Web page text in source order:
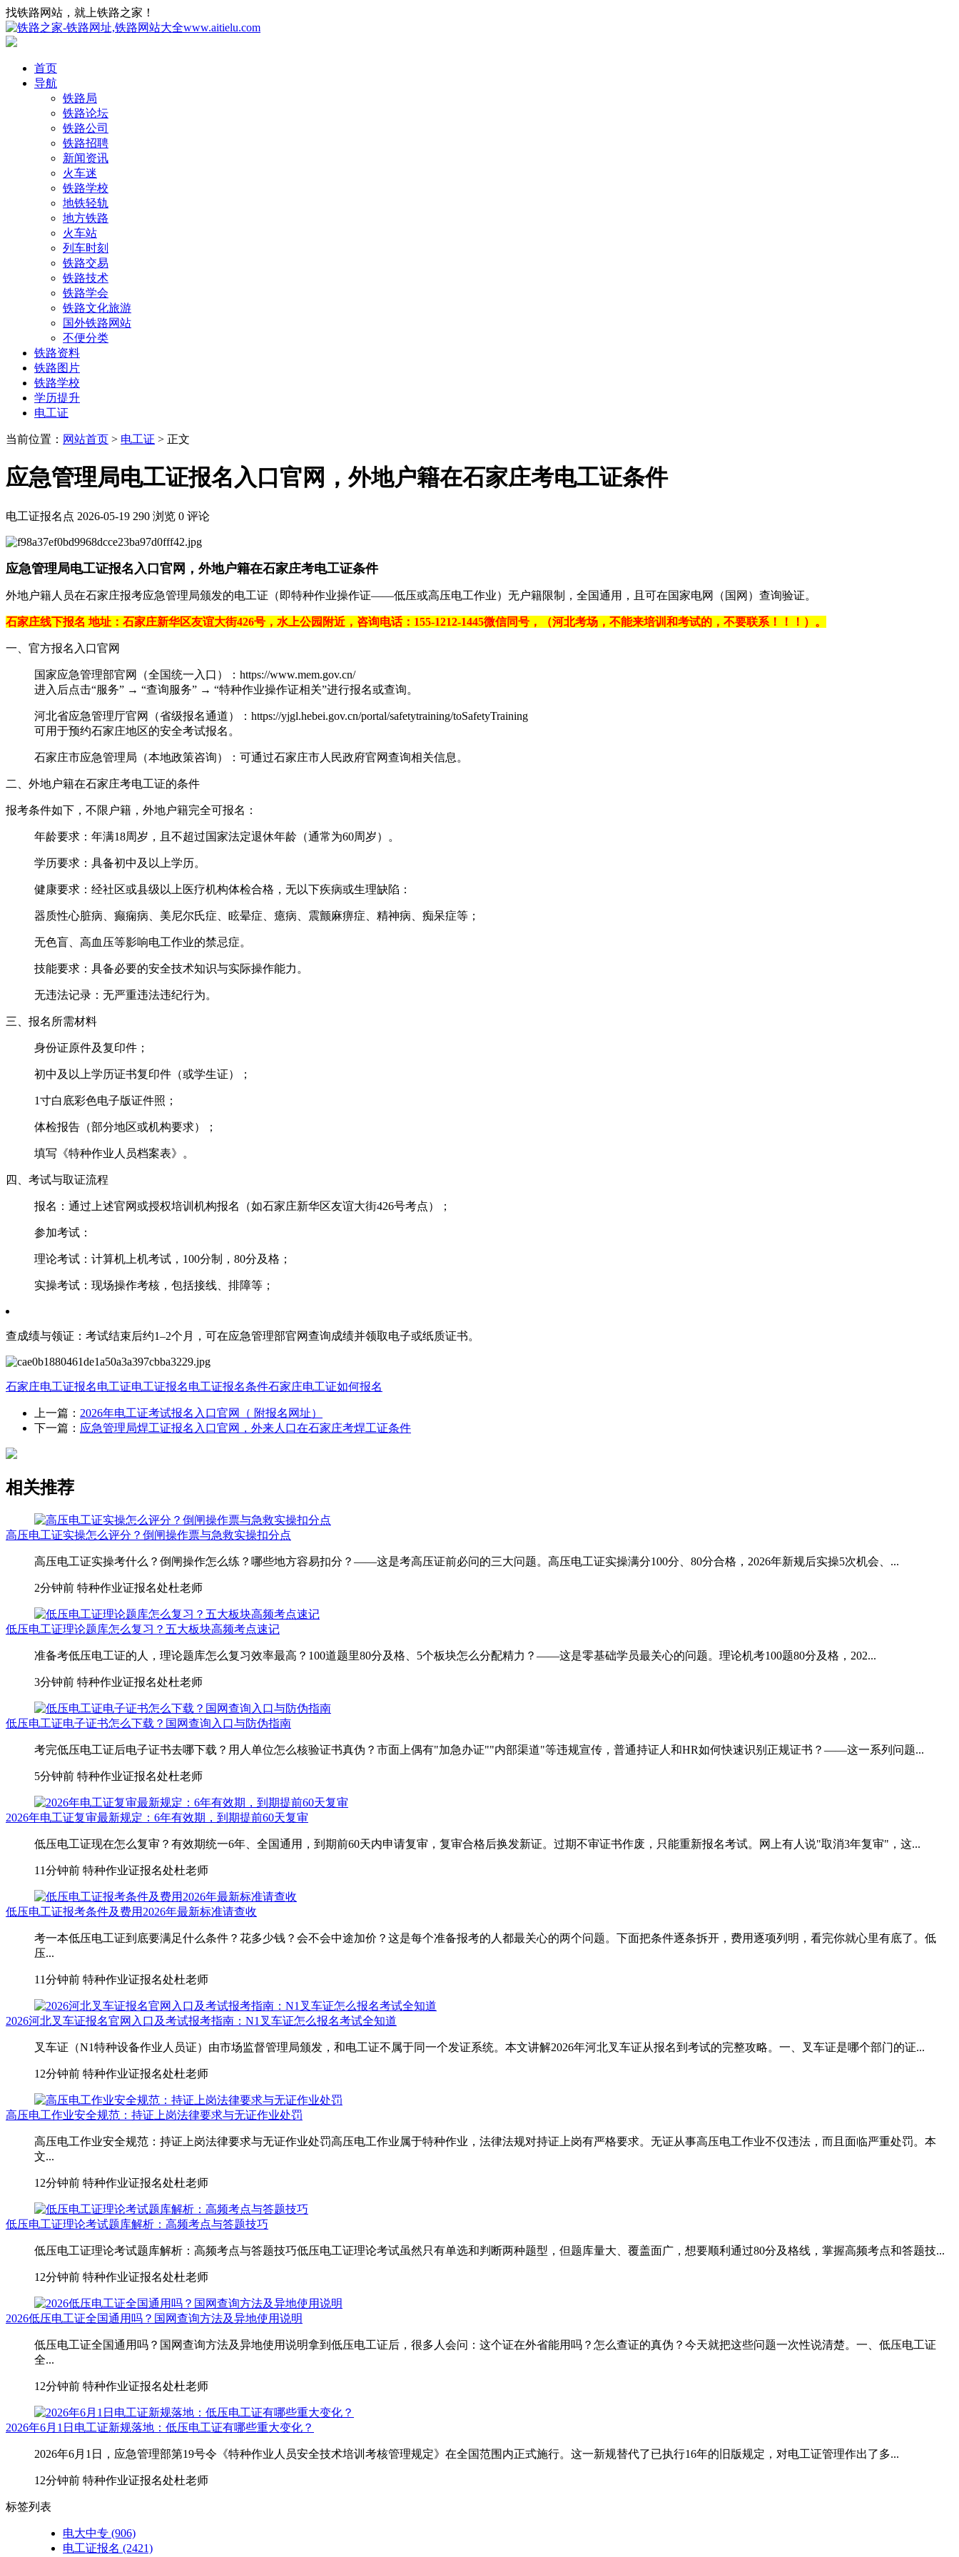
找铁路网站，就上铁路之家！
首页
导航
铁路局
铁路论坛
铁路公司
铁路招聘
新闻资讯
火车迷
铁路学校
地铁轻轨
地方铁路
火车站
列车时刻
铁路交易
铁路技术
铁路学会
铁路文化旅游
国外铁路网站
不便分类
铁路资料
铁路图片
铁路学校
学历提升
电工证
当前位置： 网站首页 > 电工证 > 正文
应急管理局电工证报名入口官网，外地户籍在石家庄考电工证条件
电工证报名点 2026-05-19 290 浏览 0 评论
应急管理局电工证报名入口官网，外地户籍在石家庄考电工证条件
外地户籍人员在石家庄报考应急管理局颁发的电工证（即特种作业操作证——低压或高压电工作业）‌无户籍限制‌，全国通用，且可在国家电网（国网）查询验证。
石家庄线下报名 地址：石家庄新华区友谊大街426号，水上公园附近，咨询电话：155-1212-1445微信同号，（河北考场，不能来培训和考试的，不要联系！！！）。
一、官方报名入口官网‌
‌国家应急管理部官网‌（全国统一入口）：https://www.mem.gov.cn/
进入后点击“服务” → “查询服务” → “特种作业操作证相关”进行报名或查询。
‌河北省应急管理厅官网‌（省级报名通道）：https://yjgl.hebei.gov.cn/portal/safetytraining/toSafetyTraining
可用于预约石家庄地区的安全考试报名。
‌石家庄市应急管理局‌（本地政策咨询）：可通过石家庄市人民政府官网查询相关信息。‌
二、外地户籍在石家庄考电工证的条件‌
报考条件如下，‌不限户籍‌，外地户籍完全可报名：
‌年龄要求‌：年满18周岁，且不超过国家法定退休年龄（通常为60周岁）。
‌学历要求‌：具备‌初中及以上学历‌。
‌健康要求‌：经社区或县级以上医疗机构体检合格，无以下疾病或生理缺陷：
器质性心脏病、癫痫病、美尼尔氏症、眩晕症、癔病、震颤麻痹症、精神病、痴呆症等；
无色盲、高血压等影响电工作业的禁忌症。
‌技能要求‌：具备必要的安全技术知识与实际操作能力。
‌无违法记录‌：无严重违法违纪行为。‌‌
三、报名所需材料‌
身份证原件及复印件；
初中及以上学历证书复印件（或学生证）；
1寸白底彩色电子版证件照；
体检报告（部分地区或机构要求）；
填写《特种作业人员档案表》。‌‌
四、考试与取证流程‌
‌报名‌：通过上述官网或授权培训机构报名（如石家庄新华区友谊大街426号考点）；
‌参加考试‌：
‌理论考试‌：计算机上机考试，100分制，80分及格；
‌实操考试‌：现场操作考核，包括接线、排障等；
‌查成绩与领证‌：考试结束后约1–2个月，可在应急管理部官网查询成绩并领取电子或纸质证书。‌‌
石家庄电工证报名电工证电工证报名电工证报名条件石家庄电工证如何报名
上一篇： 2026年电工证考试报名入口官网（ 附报名网址）
下一篇： 应急管理局焊工证报名入口官网，外来人口在石家庄考焊工证条件
相关推荐
高压电工证实操怎么评分？倒闸操作票与急救实操扣分点
高压电工证实操考什么？倒闸操作怎么练？哪些地方容易扣分？——这是考高压证前必问的三大问题。高压电工证实操满分100分、80分合格，2026年新规后实操5次机会、...
2分钟前 特种作业证报名处杜老师
低压电工证理论题库怎么复习？五大板块高频考点速记
准备考低压电工证的人，理论题库怎么复习效率最高？100道题里80分及格、5个板块怎么分配精力？——这是零基础学员最关心的问题。理论机考100题80分及格，202...
3分钟前 特种作业证报名处杜老师
低压电工证电子证书怎么下载？国网查询入口与防伪指南
考完低压电工证后电子证书去哪下载？用人单位怎么核验证书真伪？市面上偶有"加急办证""内部渠道"等违规宣传，普通持证人和HR如何快速识别正规证书？——这一系列问题...
5分钟前 特种作业证报名处杜老师
2026年电工证复审最新规定：6年有效期，到期提前60天复审
低压电工证现在怎么复审？有效期统一6年、全国通用，到期前60天内申请复审，复审合格后换发新证。过期不审证书作废，只能重新报名考试。网上有人说"取消3年复审"，这...
11分钟前 特种作业证报名处杜老师
低压电工证报考条件及费用2026年最新标准请查收
考一本低压电工证到底要满足什么条件？花多少钱？会不会中途加价？这是每个准备报考的人都最关心的两个问题。下面把条件逐条拆开，费用逐项列明，看完你就心里有底了。低
压...
11分钟前 特种作业证报名处杜老师
2026河北叉车证报名官网入口及考试报考指南：N1叉车证怎么报名考试全知道
叉车证（N1特种设备作业人员证）由市场监督管理局颁发，和电工证不属于同一个发证系统。本文讲解2026年河北叉车证从报名到考试的完整攻略。一、叉车证是哪个部门的证...
12分钟前 特种作业证报名处杜老师
高压电工作业安全规范：持证上岗法律要求与无证作业处罚
高压电工作业安全规范：持证上岗法律要求与无证作业处罚高压电工作业属于特种作业，法律法规对持证上岗有严格要求。无证从事高压电工作业不仅违法，而且面临严重处罚。本
文...
12分钟前 特种作业证报名处杜老师
低压电工证理论考试题库解析：高频考点与答题技巧
低压电工证理论考试题库解析：高频考点与答题技巧低压电工证理论考试虽然只有单选和判断两种题型，但题库量大、覆盖面广，想要顺利通过80分及格线，掌握高频考点和答题技...
12分钟前 特种作业证报名处杜老师
2026低压电工证全国通用吗？国网查询方法及异地使用说明
低压电工证全国通用吗？国网查询方法及异地使用说明拿到低压电工证后，很多人会问：这个证在外省能用吗？怎么查证的真伪？今天就把这些问题一次性说清楚。一、低压电工证
全...
12分钟前 特种作业证报名处杜老师
2026年6月1日电工证新规落地：低压电工证有哪些重大变化？
2026年6月1日，应急管理部第19号令《特种作业人员安全技术培训考核管理规定》在全国范围内正式施行。这一新规替代了已执行16年的旧版规定，对电工证管理作出了多...
12分钟前 特种作业证报名处杜老师
标签列表
电大中专 (906)
电工证报名 (2421)